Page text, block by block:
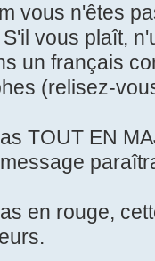
vous n'êtes
vous plaît,
un français
(relisez-
TOUT EN
en rouge,